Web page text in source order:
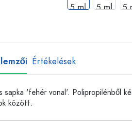
Értékelések
sapka 'fehér vonal'. Polipropilénből
között.